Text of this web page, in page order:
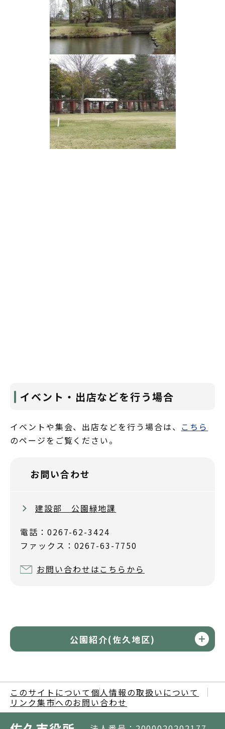
イベント・出店などを行う場合
イベントや集会、出店などを行う場合は、 こちら
のページをご覧ください。
お問い合わせ
建設部 公園緑地課
電話：0267-62-3424
ファックス：0267-63-7750
お問い合わせはこちらから
公園紹介(佐久地区)
このサイトについて 個人情報の取扱いについて
リンク集市へのお問い合わせ